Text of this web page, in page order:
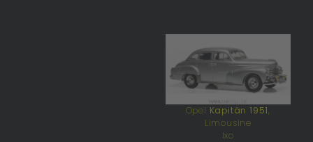
Opel Kapitän 1951,
Limousine
Ixo